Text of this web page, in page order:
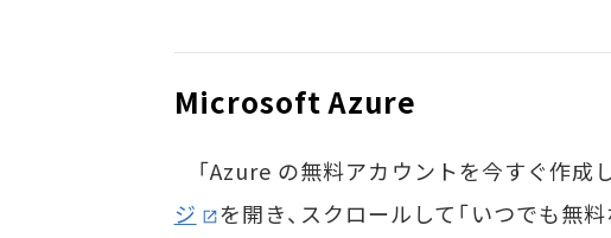
Microsoft Azure
「Azure の無料アカウントを今すぐ作
ジ
を開き、スクロールして「いつでも無